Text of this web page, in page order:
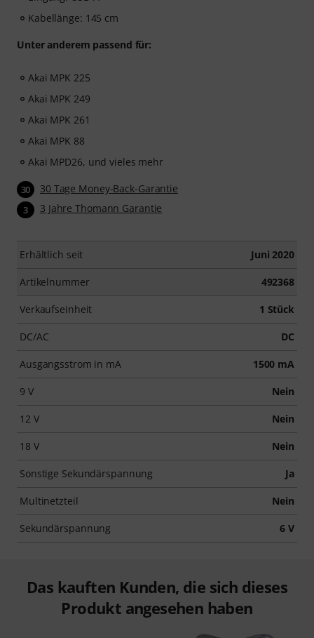
Kabellänge: 145 cm
Unter anderem passend für:
Akai MPK 225
Akai MPK 249
Akai MPK 261
Akai MPK 88
Akai MPD26, und vieles mehr
30 30 Tage Money-Back-Garantie
3 3 Jahre Thomann Garantie
Erhältlich seit Juni 2020
Artikelnummer 492368
Verkaufseinheit 1 Stück
DC/AC DC
Ausgangsstrom in mA 1500 mA
9 V Nein
12 V Nein
18 V Nein
Sonstige Sekundärspannung Ja
Multinetzteil Nein
Sekundärspannung 6 V
Das kauften Kunden, die sich dieses
Produkt angesehen haben